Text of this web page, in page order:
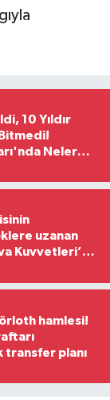
10 Yıldır
Neler
uzanan
Kuvvetleri’nin
hamlesi!
planı